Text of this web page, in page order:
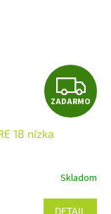
Z
A
A
R
ZADARMO
18 nízka
Skladom
DETAIL